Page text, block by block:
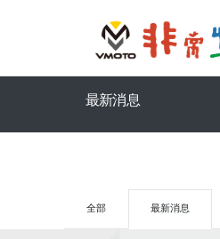
最新消息
全部 最新消息